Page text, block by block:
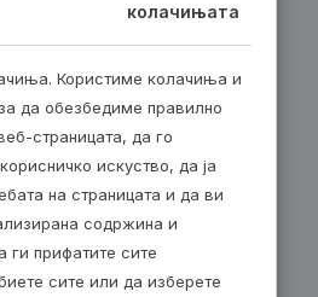
колачињата
Користиме колачиња и
да обезбедиме правилно
страницата, да го
искуство, да ја
на страницата и да ви
содржина и
прифатите сите
сите или да изберете